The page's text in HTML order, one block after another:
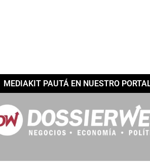
MEDIAKIT PAUTÁ EN NUESTRO